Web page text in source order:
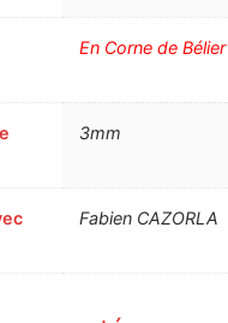
En Corne de Bélier
3mm
Fabien CAZORLA